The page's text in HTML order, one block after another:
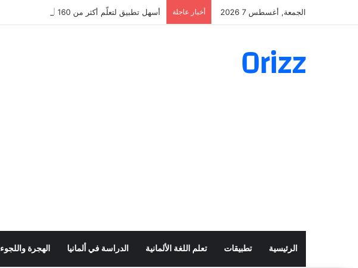
الجمعة, أغسطس 7 2026 أخبار عاجلة أسهل تطبيق لتعلّم أكثر من 160 ألف فعل بالألمانية
Orizz
الرئيسية تطبيقات تعلم اللغة الألمانية الدراسة في ألمانيا الهجرة واللجوء